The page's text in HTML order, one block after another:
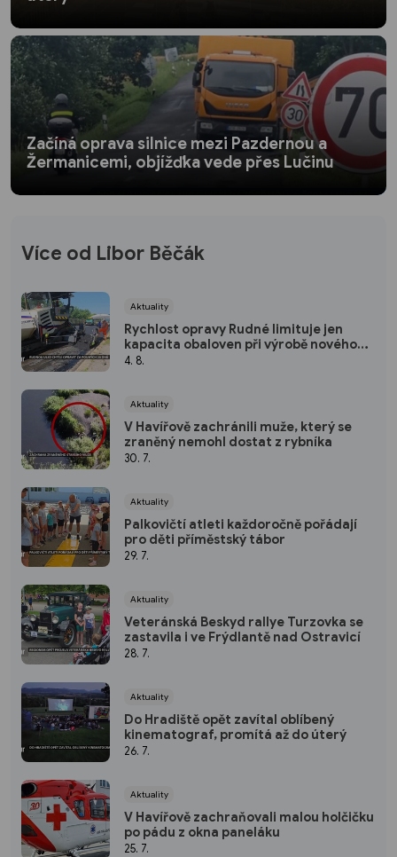
Začíná oprava silnice mezi Pazdernou a
Žermanicemi, objížďka vede přes Lučinu
Více od Libor Běčák
Aktuality
Rychlost opravy Rudné limituje jen
kapacita obaloven při výrobě nového
asfaltu
4. 8.
Aktuality
V Havířově zachránili muže, který se
zraněný nemohl dostat z rybníka
30. 7.
Aktuality
Palkovičtí atleti každoročně pořádají
pro děti příměstský tábor
29. 7.
Aktuality
Veteránská Beskyd rallye Turzovka se
zastavila i ve Frýdlantě nad Ostravicí
28. 7.
Aktuality
Do Hradiště opět zavítal oblíbený
kinematograf, promítá až do úterý
26. 7.
Aktuality
V Havířově zachraňovali malou holčičku
po pádu z okna paneláku
25. 7.